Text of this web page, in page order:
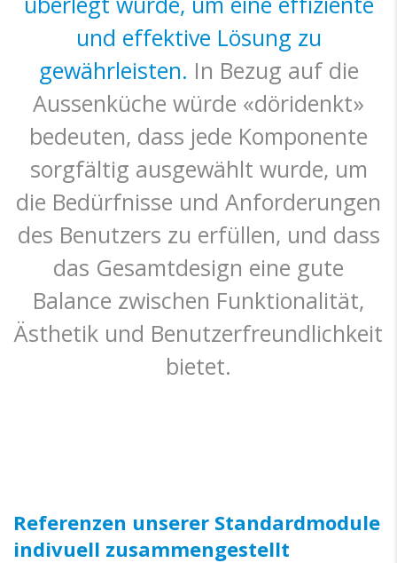
und effektive Lösung zu
gewährleisten. In Bezug auf die
Aussenküche würde «döridenkt»
bedeuten, dass jede Komponente
sorgfältig ausgewählt wurde, um
die Bedürfnisse und Anforderungen
des Benutzers zu erfüllen, und dass
das Gesamtdesign eine gute
Balance zwischen Funktionalität,
Ästhetik und Benutzerfreundlichkeit
bietet.
Referenzen unserer Standardmodule
indivuell zusammengestellt